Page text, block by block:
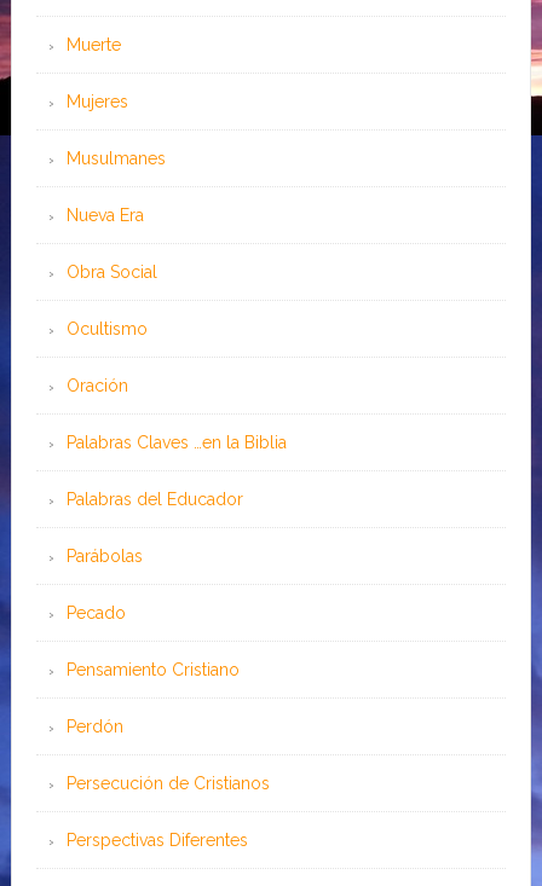
Muerte
Mujeres
Musulmanes
Nueva Era
Obra Social
Ocultismo
Oración
Palabras Claves …en la Biblia
Palabras del Educador
Parábolas
Pecado
Pensamiento Cristiano
Perdón
Persecución de Cristianos
Perspectivas Diferentes